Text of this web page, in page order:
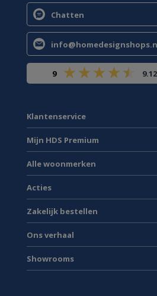
Chatten
9
Klantenservice
Mijn HDS Premium
Alle woonmerken
Acties
Zakelijk bestellen
Ons verhaal
Showrooms